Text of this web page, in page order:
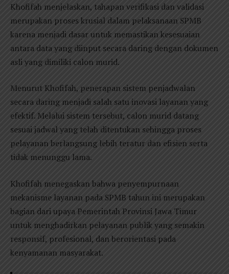
Khofifah menjelaskan, tahapan verifikasi dan validasi
merupakan proses krusial dalam pelaksanaan SPMB
karena menjadi dasar untuk memastikan kesesuaian
antara data yang diinput secara daring dengan dokumen
asli yang dimiliki calon murid.
Menurut Khofifah, penerapan sistem penjadwalan
secara daring menjadi salah satu inovasi layanan yang
efektif. Melalui sistem tersebut, calon murid datang
sesuai jadwal yang telah ditentukan sehingga proses
pelayanan berlangsung lebih teratur dan efisien serta
tidak menunggu lama.
Khofifah menegaskan bahwa penyempurnaan
mekanisme layanan pada SPMB tahun ini merupakan
bagian dari upaya Pemerintah Provinsi Jawa Timur
untuk menghadirkan pelayanan publik yang semakin
responsif, profesional, dan berorientasi pada
kenyamanan masyarakat.